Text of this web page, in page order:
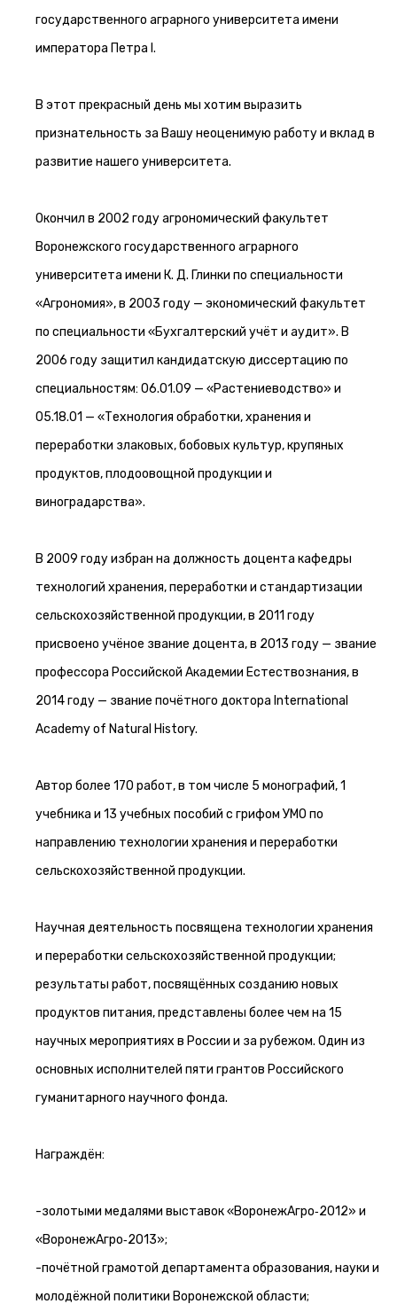
государственного аграрного университета имени
императора Петра I.
В этот прекрасный день мы хотим выразить
признательность за Вашу неоценимую работу и вклад в
развитие нашего университета.
Окончил в 2002 году агрономический факультет
Воронежского государственного аграрного
университета имени К. Д. Глинки по специальности
«Агрономия», в 2003 году — экономический факультет
по специальности «Бухгалтерский учёт и аудит». В
2006 году защитил кандидатскую диссертацию по
специальностям: 06.01.09 — «Растениеводство» и
05.18.01 — «Технология обработки, хранения и
переработки злаковых, бобовых культур, крупяных
продуктов, плодоовощной продукции и
виноградарства».
В 2009 году избран на должность доцента кафедры
технологий хранения, переработки и стандартизации
сельскохозяйственной продукции, в 2011 году
присвоено учёное звание доцента, в 2013 году — звание
профессора Российской Академии Естествознания, в
2014 году — звание почётного доктора International
Academy of Natural History.
Автор более 170 работ, в том числе 5 монографий, 1
учебника и 13 учебных пособий с грифом УМО по
направлению технологии хранения и переработки
сельскохозяйственной продукции.
Научная деятельность посвящена технологии хранения
и переработки сельскохозяйственной продукции;
результаты работ, посвящённых созданию новых
продуктов питания, представлены более чем на 15
научных мероприятиях в России и за рубежом. Один из
основных исполнителей пяти грантов Российского
гуманитарного научного фонда.
Награждён:
-золотыми медалями выставок «ВоронежАгро‑2012» и
«ВоронежАгро‑2013»;
-почётной грамотой департамента образования, науки и
молодёжной политики Воронежской области;